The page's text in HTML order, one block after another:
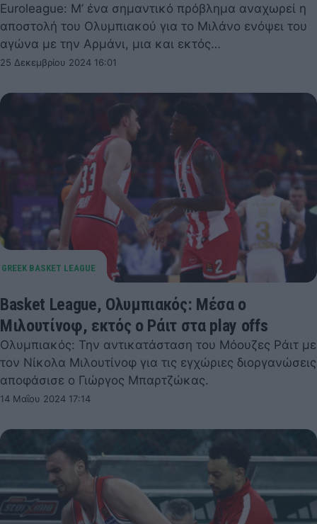
Euroleague: Μ’ ένα σημαντικό πρόβλημα αναχωρεί η
αποστολή του Ολυμπιακού για το Μιλάνο ενόψει του
αγώνα με την Αρμάνι, μια και εκτός…
25 Δεκεμβρίου 2024 16:01
Basket League, Ολυμπιακός: Μέσα ο
Μιλουτίνοφ, εκτός ο Ράιτ στα play offs
Ολυμπιακός: Την αντικατάσταση του Μόουζες Ράιτ με
τον Νίκολα Μιλουτίνοφ για τις εγχώριες διοργανώσεις
αποφάσισε ο Γιώργος Μπαρτζώκας.
14 Μαΐου 2024 17:14